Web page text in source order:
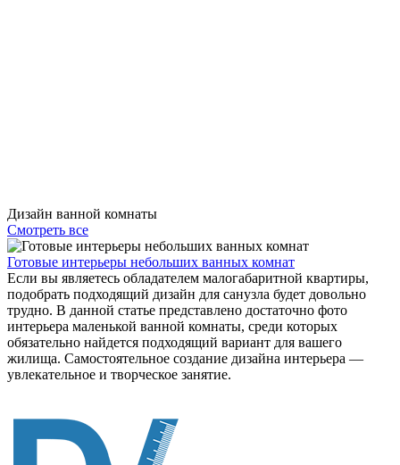
Дизайн ванной комнаты
Смотреть все
Готовые интерьеры небольших ванных комнат
Если вы являетесь обладателем малогабаритной квартиры,
подобрать подходящий дизайн для санузла будет довольно
трудно. В данной статье представлено достаточно фото
интерьера маленькой ванной комнаты, среди которых
обязательно найдется подходящий вариант для вашего
жилища. Самостоятельное создание дизайна интерьера ―
увлекательное и творческое занятие.